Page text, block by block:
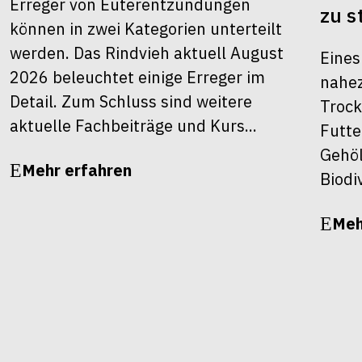
Erreger von Euterentzündungen
können in zwei Kategorien unterteilt
werden. Das Rindvieh aktuell August
2026 beleuchtet einige Erreger im
Detail. Zum Schluss sind weitere
aktuelle Fachbeiträge und Kurs...
Mehr erfahren
zu